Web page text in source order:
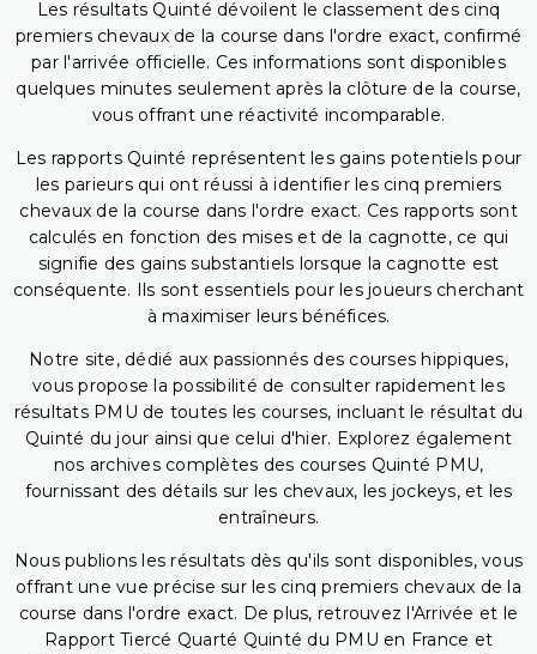
Les résultats Quinté dévoilent le classement des cinq
premiers chevaux de la course dans l'ordre exact, confirmé
par l'arrivée officielle. Ces informations sont disponibles
quelques minutes seulement après la clôture de la course,
vous offrant une réactivité incomparable.
Les rapports Quinté représentent les gains potentiels pour
les parieurs qui ont réussi à identifier les cinq premiers
chevaux de la course dans l'ordre exact. Ces rapports sont
calculés en fonction des mises et de la cagnotte, ce qui
signifie des gains substantiels lorsque la cagnotte est
conséquente. Ils sont essentiels pour les joueurs cherchant
à maximiser leurs bénéfices.
Notre site, dédié aux passionnés des courses hippiques,
vous propose la possibilité de consulter rapidement les
résultats PMU de toutes les courses, incluant le résultat du
Quinté du jour ainsi que celui d'hier. Explorez également
nos archives complètes des courses Quinté PMU,
fournissant des détails sur les chevaux, les jockeys, et les
entraîneurs.
Nous publions les résultats dès qu'ils sont disponibles, vous
offrant une vue précise sur les cinq premiers chevaux de la
course dans l'ordre exact. De plus, retrouvez l'Arrivée et le
Rapport Tiercé Quarté Quinté du PMU en France et